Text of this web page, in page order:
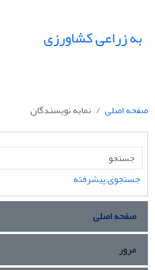
به زراعی کشاورزی
صفحه اصلی نمایه نویسندگان
جستجوی پیشرفته
صفحه اصلی
مرور